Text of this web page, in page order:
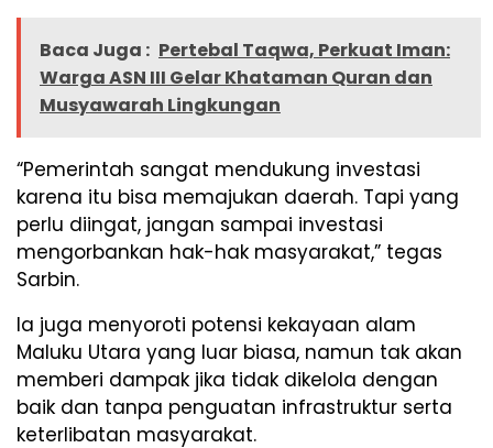
Baca Juga : Pertebal Taqwa, Perkuat Iman:
Warga ASN III Gelar Khataman Quran dan
Musyawarah Lingkungan
“Pemerintah sangat mendukung investasi
karena itu bisa memajukan daerah. Tapi yang
perlu diingat, jangan sampai investasi
mengorbankan hak-hak masyarakat,” tegas
Sarbin.
Ia juga menyoroti potensi kekayaan alam
Maluku Utara yang luar biasa, namun tak akan
memberi dampak jika tidak dikelola dengan
baik dan tanpa penguatan infrastruktur serta
keterlibatan masyarakat.